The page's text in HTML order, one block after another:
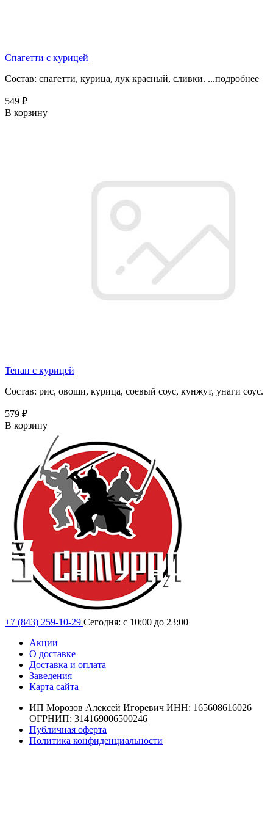
Спагетти с курицей
Состав: спагетти, курица, лук красный, сливки. ...подробнее
549 ₽
В корзину
Тепан с курицей
Состав: рис, овощи, курица, соевый соус, кунжут, унаги соус.
579 ₽
В корзину
+7 (843) 259-10-29 Сегодня: с 10:00 до 23:00
Акции
О доставке
Доставка и оплата
Заведения
Карта сайта
ИП Морозов Алексей Игоревич ИНН: 165608616026
ОГРНИП: 314169006500246
Публичная оферта
Политика конфиденциальности